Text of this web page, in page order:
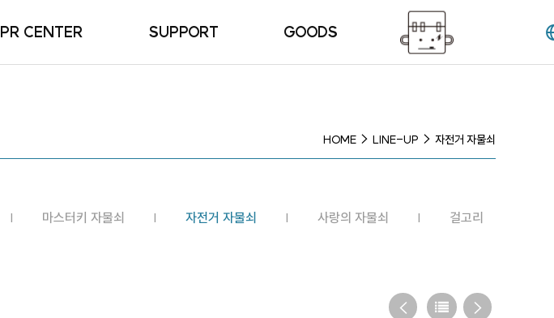
PR CENTER SUPPORT GOODS
HOME LINE-UP 자전거 자물쇠
마스터키 자물쇠 자전거 자물쇠 사랑의 자물쇠 걸고리